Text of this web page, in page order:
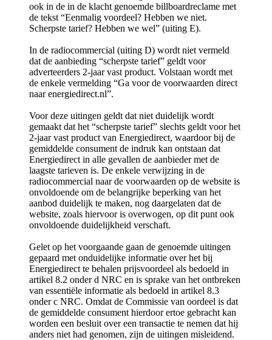
ook in de in de klacht genoemde billboardreclame met
de tekst “Eenmalig voordeel? Hebben we niet.
Scherpste tarief? Hebben we wel” (uiting E).
In de radiocommercial (uiting D) wordt niet vermeld
dat de aanbieding “scherpste tarief” geldt voor
adverteerders 2-jaar vast product. Volstaan wordt met
de enkele vermelding “Ga voor de voorwaarden direct
naar energiedirect.nl”.
Voor deze uitingen geldt dat niet duidelijk wordt
gemaakt dat het “scherpste tarief” slechts geldt voor het
2-jaar vast product van Energiedirect, waardoor bij de
gemiddelde consument de indruk kan ontstaan dat
Energiedirect in alle gevallen de aanbieder met de
laagste tarieven is. De enkele verwijzing in de
radiocommercial naar de voorwaarden op de website is
onvoldoende om de belangrijke beperking van het
aanbod duidelijk te maken, nog daargelaten dat de
website, zoals hiervoor is overwogen, op dit punt ook
onvoldoende duidelijkheid verschaft.
Gelet op het voorgaande gaan de genoemde uitingen
gepaard met onduidelijke informatie over het bij
Energiedirect te behalen prijsvoordeel als bedoeld in
artikel 8.2 onder d NRC en is sprake van het ontbreken
van essentiële informatie als bedoeld in artikel 8.3
onder c NRC. Omdat de Commissie van oordeel is dat
de gemiddelde consument hierdoor ertoe gebracht kan
worden een besluit over een transactie te nemen dat hij
anders niet had genomen, zijn de uitingen misleidend.